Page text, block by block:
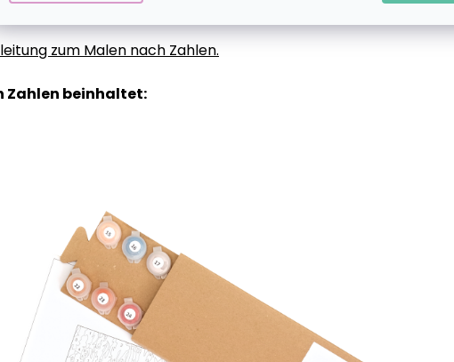
zum Malen nach Zahlen.
Zahlen beinhaltet: